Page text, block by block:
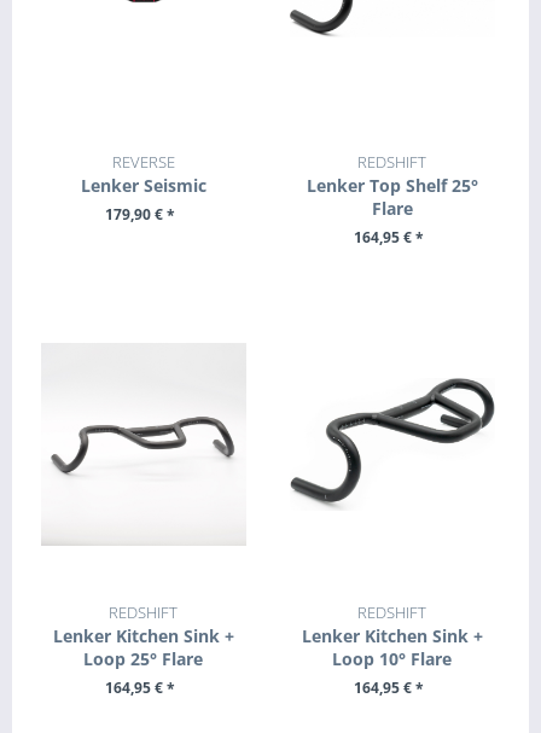
REVERSE
Lenker Seismic
179,90 € *
REDSHIFT
Lenker Top Shelf 25°
Flare
164,95 € *
REDSHIFT
Lenker Kitchen Sink +
Loop 25° Flare
164,95 € *
REDSHIFT
Lenker Kitchen Sink +
Loop 10° Flare
164,95 € *